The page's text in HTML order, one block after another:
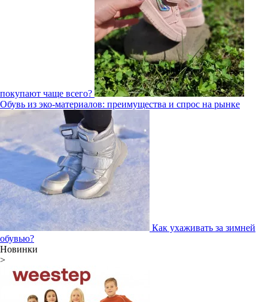
покупают чаще всего?
Обувь из эко-материалов: преимущества и спрос на рынке
Как ухаживать за зимней
обувью?
Новинки
>